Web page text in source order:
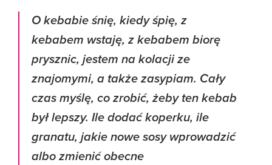
O kebabie śnię, kiedy śpię, z
kebabem wstaję, z kebabem biorę
prysznic, jestem na kolacji ze
znajomymi, a także zasypiam. Cały
czas myślę, co zrobić, żeby ten kebab
był lepszy. Ile dodać koperku, ile
granatu, jakie nowe sosy wprowadzić
albo zmienić obecne